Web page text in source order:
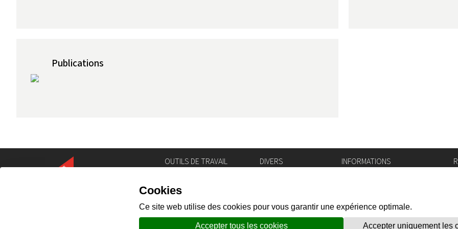
Publications
OUTILS DE TRAVAIL
Géoportail
Intranet
Portail des communes
DIVERS
INFORMATIONS
Mentions légales
Réseaux sociaux
Politique de confidentialité